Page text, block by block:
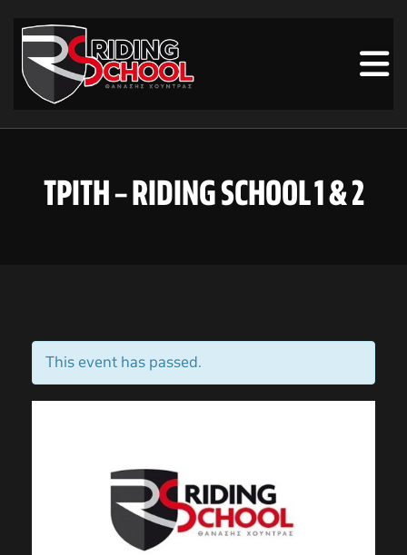
ΤΡΙΤΗ – RIDING SCHOOL 1 & 2
This event has passed.